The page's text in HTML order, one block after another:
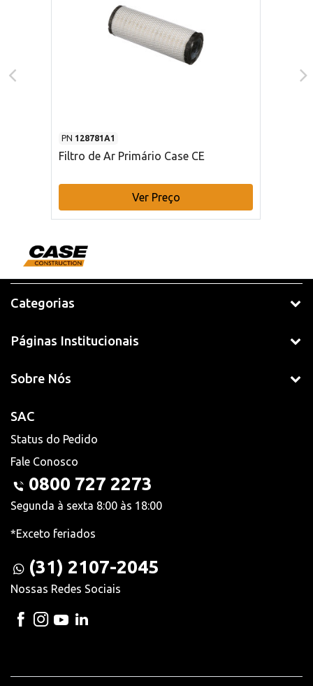
PN 128781A1
Filtro de Ar Primário Case CE
Ver Preço
Categorias
Páginas Institucionais
Sobre Nós
SAC
Status do Pedido
Fale Conosco
0800 727 2273
Segunda à sexta 8:00 às 18:00
*Exceto feriados
(31) 2107-2045
Nossas Redes Sociais